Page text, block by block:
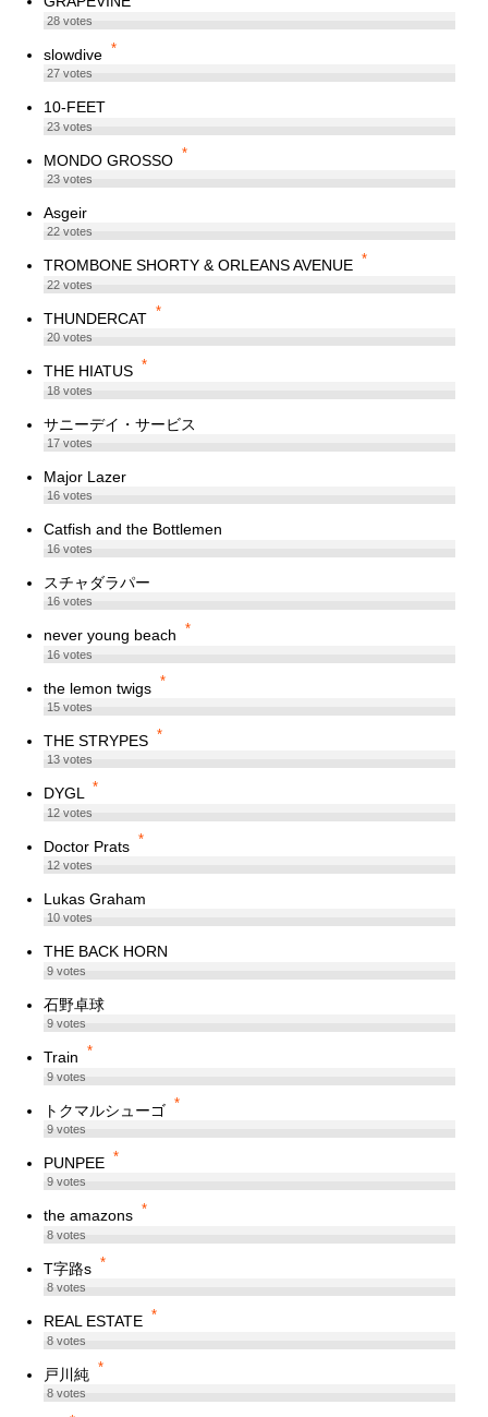
28votes
slowdive *
27votes
10-FEET
23votes
MONDO GROSSO *
23votes
Asgeir
22votes
TROMBONE SHORTY & ORLEANS AVENUE *
22votes
THUNDERCAT *
20votes
THE HIATUS *
18votes
サニーデイ・サービス
17votes
Major Lazer
16votes
Catfish and the Bottlemen
16votes
スチャダラパー
16votes
never young beach *
16votes
the lemon twigs *
15votes
THE STRYPES *
13votes
DYGL *
12votes
Doctor Prats *
12votes
Lukas Graham
10votes
THE BACK HORN
9votes
石野卓球
9votes
Train *
9votes
トクマルシューゴ *
9votes
PUNPEE *
9votes
the amazons *
8votes
T字路s *
8votes
REAL ESTATE *
8votes
戸川純 *
8votes